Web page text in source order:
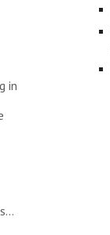
in
Konzeptionswerkstatt